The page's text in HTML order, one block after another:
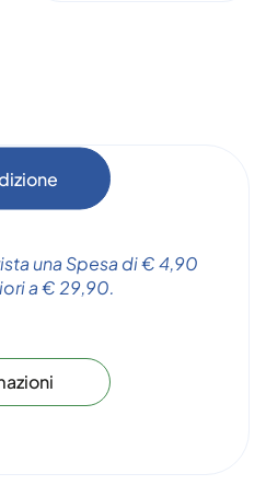
una Spesa di € 4,90
a € 29,90.